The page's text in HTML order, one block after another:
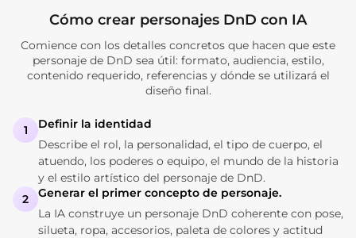
Cómo crear personajes DnD con IA
Comience con los detalles concretos que hacen que este
personaje de DnD sea útil: formato, audiencia, estilo,
contenido requerido, referencias y dónde se utilizará el
diseño final.
1
Definir la identidad
Describe el rol, la personalidad, el tipo de cuerpo, el
atuendo, los poderes o equipo, el mundo de la historia
y el estilo artístico del personaje de DnD.
2
Generar el primer concepto de personaje.
La IA construye un personaje DnD coherente con pose,
silueta, ropa, accesorios, paleta de colores y actitud